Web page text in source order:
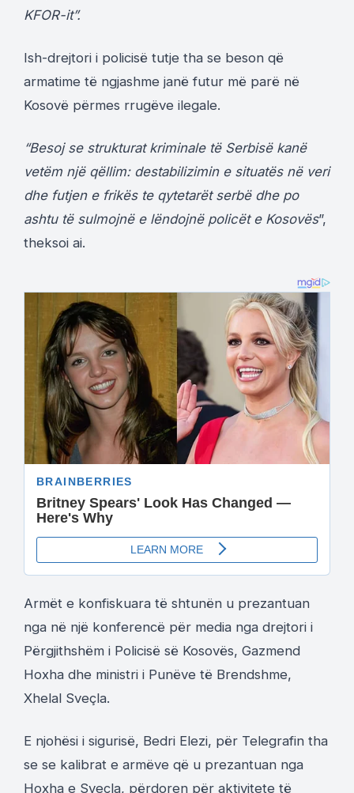
KFOR-it”.
Ish-drejtori i policisë tutje tha se beson që
armatime të ngjashme janë futur më parë në
Kosovë përmes rrugëve ilegale.
“Besoj se strukturat kriminale të Serbisë kanë
vetëm një qëllim: destabilizimin e situatës në veri
dhe futjen e frikës te qytetarët serbë dhe po
ashtu të sulmojnë e lëndojnë policët e Kosovës”,
theksoi ai.
Armët e konfiskuara të shtunën u prezantuan
nga në një konferencë për media nga drejtori i
Përgjithshëm i Policisë së Kosovës, Gazmend
Hoxha dhe ministri i Punëve të Brendshme,
Xhelal Sveçla.
E njohësi i sigurisë, Bedri Elezi, për Telegrafin tha
se se kalibrat e armëve që u prezantuan nga
Hoxha e Sveçla, përdoren për aktivitete të